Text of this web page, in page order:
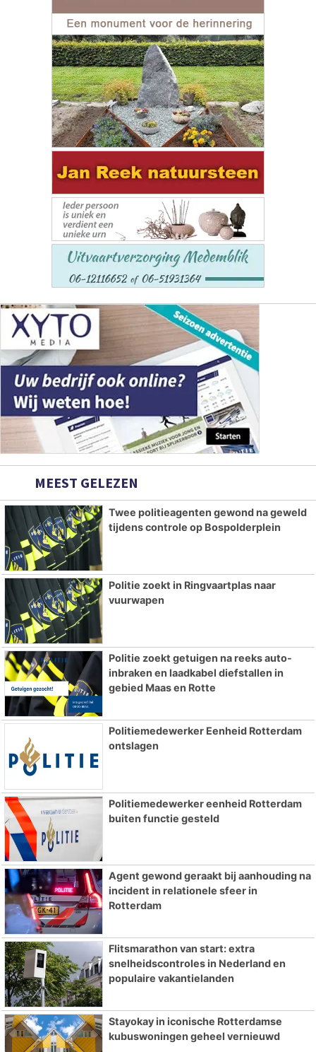
MEEST GELEZEN
Twee politieagenten gewond na geweld
tijdens controle op Bospolderplein
Politie zoekt in Ringvaartplas naar
vuurwapen
Politie zoekt getuigen na reeks auto-
inbraken en laadkabel diefstallen in
gebied Maas en Rotte
Politiemedewerker Eenheid Rotterdam
ontslagen
Politiemedewerker eenheid Rotterdam
buiten functie gesteld
Agent gewond geraakt bij aanhouding na
incident in relationele sfeer in
Rotterdam
Flitsmarathon van start: extra
snelheidscontroles in Nederland en
populaire vakantielanden
Stayokay in iconische Rotterdamse
kubuswoningen geheel vernieuwd